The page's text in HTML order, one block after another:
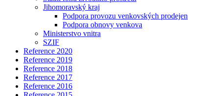
Jihomoravský kraj
Podpora provozu venkovských prodejen
Podpora obnovy venkova
Ministerstvo vnitra
SZIF
Reference 2020
Reference 2019
Reference 2018
Reference 2017
Reference 2016